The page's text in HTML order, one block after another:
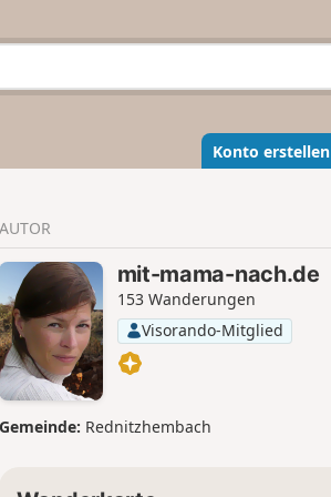
Konto erstellen
AUTOR
mit-mama-nach.de
153 Wanderungen
Visorando-Mitglied
Gemeinde: Rednitzhembach